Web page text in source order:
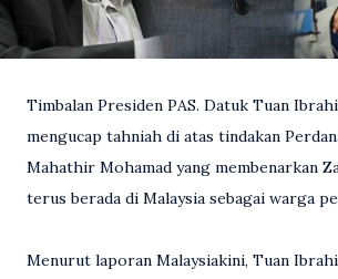
Timbalan Presiden PAS. Datuk Tuan
mengucap tahniah di atas tindakan
Mahathir Mohamad yang membenarkan
terus berada di Malaysia sebagai warga
Menurut laporan Malaysiakini, Tuan